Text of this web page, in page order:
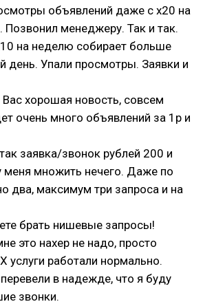
объявлений даже с х20 на
Позвонил менеджеру. Так и так.
на неделю собирает больше
день. Упали просмотры. Заявки и
хорошая новость, совсем
очень много объявлений за 1р и
заявка/звонок рублей 200 и
меня множить нечего. Даже по
два, максимум три запроса и на
брать нишевые запросы!
это нахер не надо, просто
услуги работали нормально.
в надежде, что я буду
звонки.